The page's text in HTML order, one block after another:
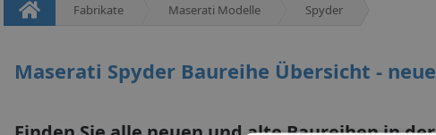
Fabrikate Maserati Modelle Spyder
Maserati Spyder Baureihe Übersicht -